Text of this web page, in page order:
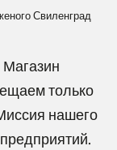
Свиленград
Магазин
только
нашего